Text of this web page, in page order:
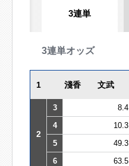
3連単
3連単オッズ
1 淺香 文武
2
3 8.4
4
10.3
5
49.3
6
63.5